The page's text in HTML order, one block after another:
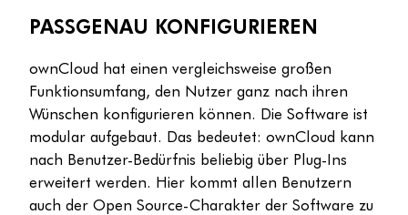
PASSGENAU KONFIGURIEREN
ownCloud hat einen vergleichsweise großen
Funktionsumfang, den Nutzer ganz nach ihren
Wünschen konfigurieren können. Die Software ist
modular aufgebaut. Das bedeutet: ownCloud kann
nach Benutzer-Bedürfnis beliebig über Plug-Ins
erweitert werden. Hier kommt allen Benutzern
auch der Open Source-Charakter der Software zu